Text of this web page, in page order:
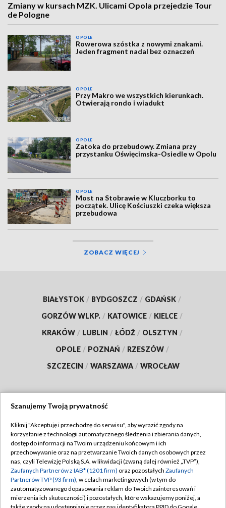
Zmiany w kursach MZK. Ulicami Opola przejedzie Tour
de Pologne
OPOLE
Rowerowa szóstka z nowymi znakami.
Jeden fragment nadal bez oznaczeń
OPOLE
Przy Makro we wszystkich kierunkach.
Otwierają rondo i wiadukt
OPOLE
Zatoka do przebudowy. Zmiana przy
przystanku Oświęcimska-Osiedle w Opolu
OPOLE
Most na Stobrawie w Kluczborku to
początek. Ulicę Kościuszki czeka większa
przebudowa
ZOBACZ WIĘCEJ
BIAŁYSTOK / BYDGOSZCZ / GDAŃSK /
GORZÓW WLKP. / KATOWICE / KIELCE /
KRAKÓW / LUBLIN / ŁÓDŹ / OLSZTYN /
OPOLE / POZNAŃ / RZESZÓW /
SZCZECIN / WARSZAWA / WROCŁAW
TVP
Abonament TVP
Emisja w TVP
Centrum informacji TVP
Naziemna Telewizja Cyfrowa
Regulamin TVP
Polityka prywatności
Moje zgody
Pomoc
Szanujemy Twoją prywatność
Kliknij "Akceptuję i przechodzę do serwisu", aby wyrazić zgody na
korzystanie z technologii automatycznego śledzenia i zbierania danych,
dostęp do informacji na Twoim urządzeniu końcowym i ich
przechowywanie oraz na przetwarzanie Twoich danych osobowych przez
nas, czyli Telewizję Polską S.A. w likwidacji (zwaną dalej również „TVP”),
Zaufanych Partnerów z IAB* (1201 firm) oraz pozostałych Zaufanych
Partnerów TVP (93 firm), w celach marketingowych (w tym do
zautomatyzowanego dopasowania reklam do Twoich zainteresowań i
mierzenia ich skuteczności) i pozostałych, które wskazujemy poniżej, a